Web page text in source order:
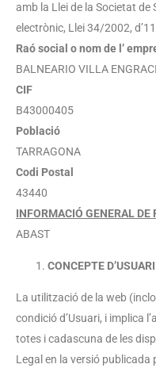
amb la Llei de la Societat de
electrònic, Llei 34/2002,
Raó social o nom de l’
BALNEARIO VILLA
CIF
B43000405
Població
TARRAGONA
Codi Postal
43440
INFORMACIÓ GENERAL DE
ABAST
CONCEPTE D’USUARI
La utilització de la web
condició d’Usuari, i implica
totes i cadascuna de les
Legal en la versió publicada